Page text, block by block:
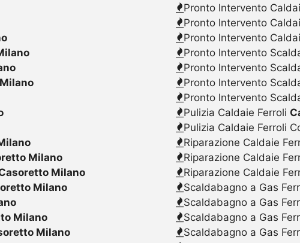
Milano
Milano
Milano
Milano
Milano
Pronto Intervento
Pronto Intervento
Pronto Intervento
Pronto Intervento
Pronto Intervento
Pronto Intervento
Pronto Intervento
Pulizia Caldaie Ferroli
Pulizia Caldaie Ferroli
Riparazione Caldaie
Riparazione Caldaie
Riparazione Caldaie
Scaldabagno a Gas
Scaldabagno a Gas
Scaldabagno a Gas
Scaldabagno a Gas